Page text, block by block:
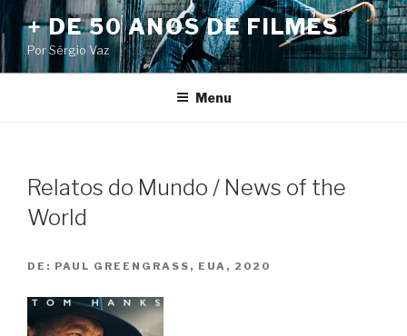
Pular
para
o
conteúdo
+ DE 50 ANOS DE FILMES
Por Sérgio Vaz
Menu
Relatos do Mundo / News of the
World
DE: PAUL GREENGRASS, EUA, 2020